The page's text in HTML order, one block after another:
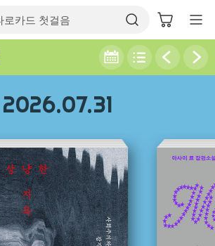
2026.07.31